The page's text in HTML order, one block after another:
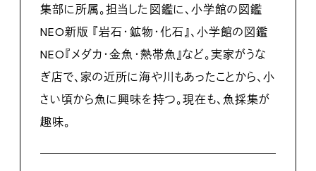
集部に所属。担当した図鑑に、小学館の図鑑
NEO新版 『岩石・鉱物・化石』、小学館の図鑑
NEO『メダカ・金魚・熱帯魚』など。実家がうな
ぎ店で、家の近所に海や川もあったことから、小
さい頃から魚に興味を持つ。現在も、魚採集が
趣味。